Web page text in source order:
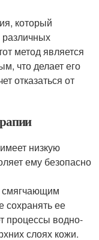
который
различных
метод является
что делает его
отказаться от
низкую
ему безопасно
смягчающим
сохранять ее
процессы водно-
слоях кожи.